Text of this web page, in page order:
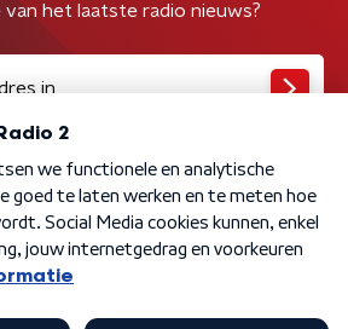
het laatste radio nieuws?